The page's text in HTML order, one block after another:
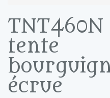
tente
écrue